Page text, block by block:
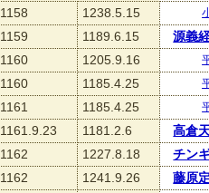
1158
1238.5.15
1159 1189.6.15
源義
1160
1205.9.16
1160 1185.4.25
1161 1185.4.25
1161.9.23 1181.2.6
高倉
1162
1227.8.18
チン
1162
1241.9.26
藤原